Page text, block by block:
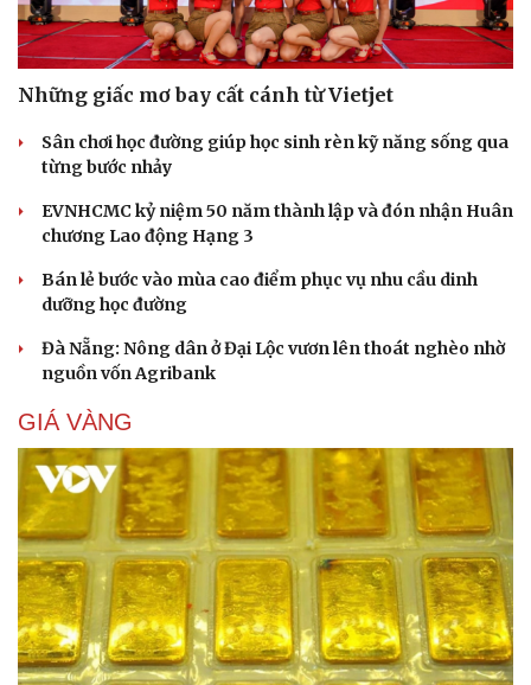
Những giấc mơ bay cất cánh từ Vietjet
Sân chơi học đường giúp học sinh rèn kỹ năng sống qua
từng bước nhảy
EVNHCMC kỷ niệm 50 năm thành lập và đón nhận Huân
chương Lao động Hạng 3
Bán lẻ bước vào mùa cao điểm phục vụ nhu cầu dinh
dưỡng học đường
Đà Nẵng: Nông dân ở Đại Lộc vươn lên thoát nghèo nhờ
nguồn vốn Agribank
GIÁ VÀNG